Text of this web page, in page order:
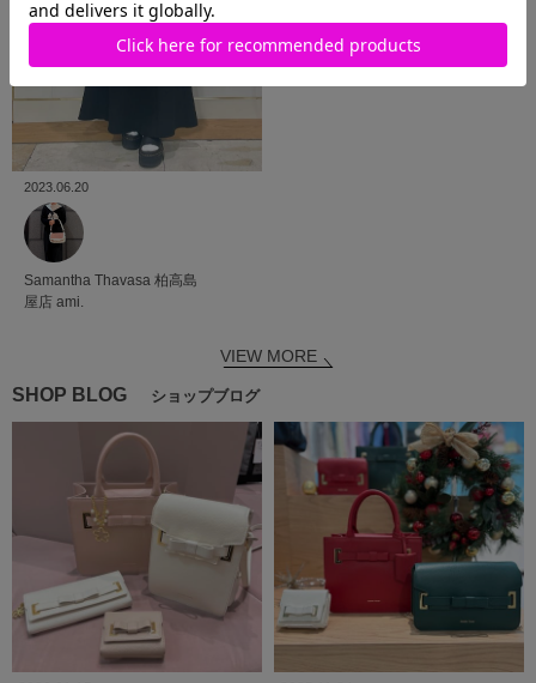
2023.06.20
Samantha Thavasa 柏高島
屋店 ami.
VIEW MORE
SHOP BLOG ショップブログ